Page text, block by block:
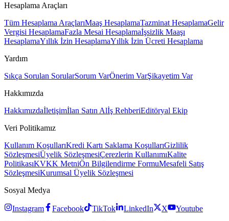
Hesaplama Araçları
Tüm Hesaplama AraçlarıMaaş HesaplamaTazminat HesaplamaGelir
Vergisi HesaplamaFazla Mesai Hesaplamaİşsizlik Maaşı
HesaplamaYıllık İzin HesaplamaYıllık İzin Ücreti Hesaplama
Yardım
Sıkça Sorulan SorularSorum VarÖnerim VarŞikayetim Var
Hakkımızda
Hakkımızdaİletişimİlan Satın Alİş RehberiEditöryal Ekip
Veri Politikamız
Kullanım KoşullarıKredi Kartı Saklama KoşullarıGizlilik
SözleşmesiÜyelik SözleşmesiÇerezlerin KullanımıKalite
PolitikasıKVKK MetniÖn Bilgilendirme FormuMesafeli Satış
SözleşmesiKurumsal Üyelik Sözleşmesi
Sosyal Medya
Instagram Facebook TikTok LinkedIn X
Youtube